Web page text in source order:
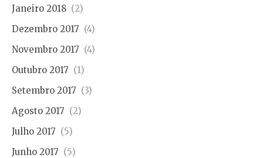
Janeiro 2018 (2)
Dezembro 2017 (4)
Novembro 2017 (4)
Outubro 2017 (1)
Setembro 2017 (3)
Agosto 2017 (2)
Julho 2017 (5)
Junho 2017 (5)